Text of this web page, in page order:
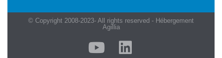
© Copyright 2008-2023- All rights reserved - Hébergement
Agillia